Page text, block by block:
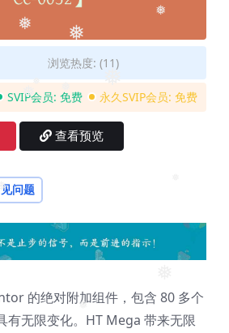
❅
❅
❅ ❅
❅
❅
❅
❅
浏览热度: (11)
SVIP会员: 免费 永久SVIP会员: 免费
查看预览
问题
的绝对附加组件，包含 80 多个
有无限变化。HT Mega 带来无限